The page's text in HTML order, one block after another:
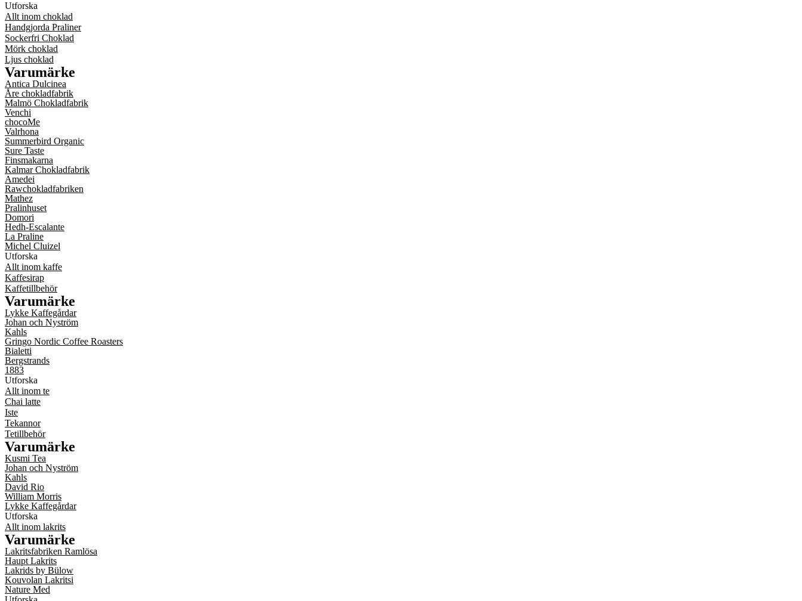
Utforska
Allt inom choklad
Handgjorda Praliner
Sockerfri Choklad
Mörk choklad
Ljus choklad
Varumärke
Antica Dulcinea
Åre chokladfabrik
Malmö Chokladfabrik
Venchi
chocoMe
Valrhona
Summerbird Organic
Sure Taste
Finsmakarna
Kalmar Chokladfabrik
Amedei
Rawchokladfabriken
Mathez
Pralinhuset
Domori
Hedh-Escalante
La Praline
Michel Cluizel
Utforska
Allt inom kaffe
Kaffesirap
Kaffetillbehör
Varumärke
Lykke Kaffegårdar
Johan och Nyström
Kahls
Gringo Nordic Coffee Roasters
Bialetti
Bergstrands
1883
Utforska
Allt inom te
Chai latte
Iste
Tekannor
Tetillbehör
Varumärke
Kusmi Tea
Johan och Nyström
Kahls
David Rio
William Morris
Lykke Kaffegårdar
Utforska
Allt inom lakrits
Varumärke
Lakritsfabriken Ramlösa
Haupt Lakrits
Lakrids by Bülow
Kouvolan Lakritsi
Nature Med